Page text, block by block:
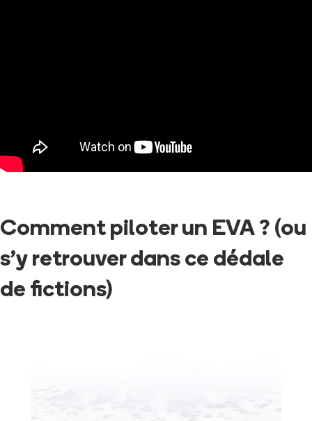
Comment piloter un EVA ? (ou
s’y retrouver dans ce dédale
de fictions)